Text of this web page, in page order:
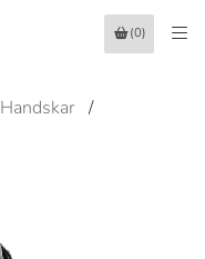
(0)
Handskar /